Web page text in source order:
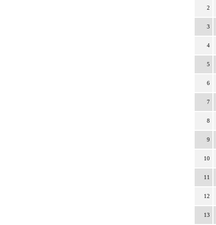
2
3
4
5
6
7
8
9
10
11
12
13